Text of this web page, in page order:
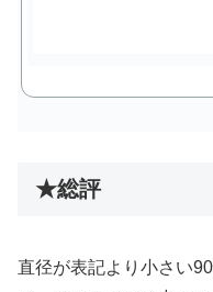
★総評
直径が表記より小さい